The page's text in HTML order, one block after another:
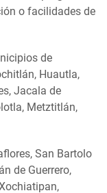
o facilidades de
de
Huautla,
Jacala de
Metztitlán,
San Bartolo
de Guerrero,